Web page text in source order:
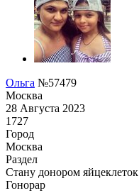
Ольга №57479
Москва
28 Августа 2023
1727
Город
Москва
Раздел
Стану донором яйцеклеток
Гонoрар